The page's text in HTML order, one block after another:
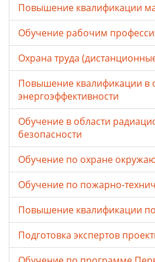
Повышение квалификации
Обучение рабочим
Охрана труда
Повышение квалификации в
энергоэффективности
Обучение в области
безопасности
Обучение по охране
Обучение по пожарно-
Повышение квалификации по
Подготовка экспертов